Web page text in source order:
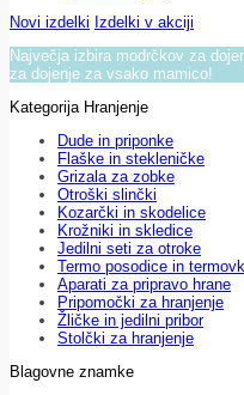
Novi izdelki Izdelki v akciji
Največja izbira modrčkov za
za dojenje za vsako mamico!
Kategorija Hranjenje
Dude in priponke
Flaške in stekleničke
Grizala za zobke
Otroški slinčki
Kozarčki in skodelice
Krožniki in skledice
Jedilni seti za otroke
Termo posodice in
Aparati za pripravo hrane
Pripomočki za hranjenje
Žličke in jedilni pribor
Stolčki za hranjenje
Blagovne znamke